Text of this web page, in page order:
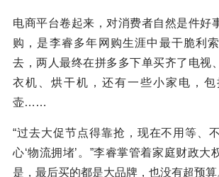
电商平台卷起来，对消费者自然是件好
购，是李睿多年网购生涯中最干脆利
去，两人最终在拼多多下单买齐了电视
衣机、烘干机，还有一些小家电，
壶……
“过去大促节点得靠抢，现在不用等、
心‘物流拥堵’。”李睿掌管着家庭财政大
是，最后买的都是大品牌，也没有超预算